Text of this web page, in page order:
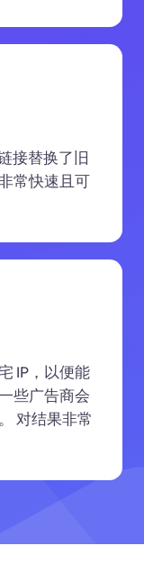
接替换了旧
常快速且可
IP，以便能
些广告商会
对结果非常